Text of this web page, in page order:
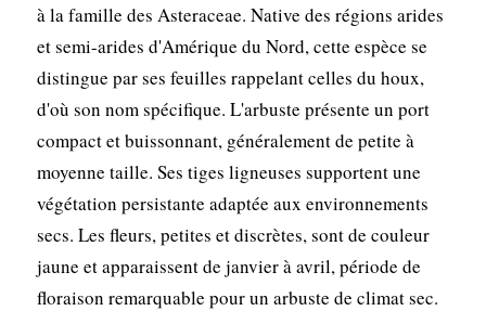
à la famille des Asteraceae. Native des régions arides
et semi-arides d'Amérique du Nord, cette espèce se
distingue par ses feuilles rappelant celles du houx,
d'où son nom spécifique. L'arbuste présente un port
compact et buissonnant, généralement de petite à
moyenne taille. Ses tiges ligneuses supportent une
végétation persistante adaptée aux environnements
secs. Les fleurs, petites et discrètes, sont de couleur
jaune et apparaissent de janvier à avril, période de
floraison remarquable pour un arbuste de climat sec.